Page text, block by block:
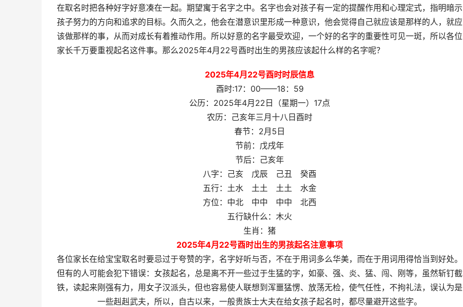
在取名时把各种好字好意凑在一起。期望寓于名字之中。名字也会对孩子有一定的提醒作用和心理定式，指明暗示
孩子努力的方向和追求的目标。久而久之，他会在潜意识里形成一种意识，他会觉得自己就应该是那样的人，就应
该做那样的事，从而对成长有着推动作用。所以好意的名字最受欢迎，一个好的名字的重要性可见一斑，所以各位
家长千万要重视起名这件事。那么2025年4月22号酉时出生的男孩应该起什么样的名字呢？
2025年4月22号酉时时辰信息
酉时:17：00——18：59
公历：2025年4月22日（星期一）17点
农历：己亥年三月十八日酉时
春节：2月5日
节前：戊戌年
节后：己亥年
八字：己亥 戊辰 己丑 癸酉
五行：土水 土土 土土 水金
方位：中北 中中 中中 北西
五行缺什么：木火
生肖：猪
2025年4月22号酉时出生的男孩起名注意事项
各位家长在给宝宝取名时要忌过于夸赞的字，名字好听与否，不在于用词多么华美，而在于用词用得恰当到好处。
但有的人可能会犯下错误：女孩起名，总是离不开一些过于生猛的字，如豪、强、炎、猛、闯、刚等，虽然斩钉截
铁，读起来刚强有力，用女子汉派头，但也容易使人联想到浑噩猛愣、放荡无检，使气任性，不拘礼法，误认为是
一些赳赳武夫，所以，自古以来，一般贵族士大夫在给女孩子起名时，都尽量避开这些字。